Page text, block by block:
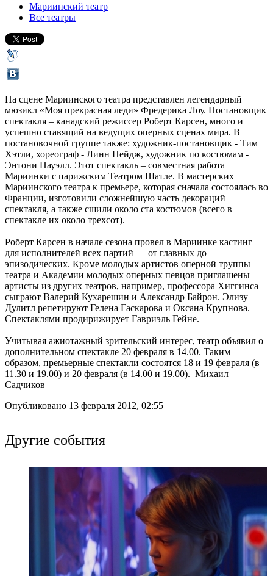
Мариинский театр
Все театры
На сцене Мариинского театра представлен легендарный
мюзикл «Моя прекрасная леди» Фредерика Лоу. Постановщик
спектакля – канадский режиссер Роберт Карсен, много и
успешно ставящий на ведущих оперных сценах мира. В
постановочной группе также: художник-постановщик - Тим
Хэтли, хореограф - Линн Пейдж, художник по костюмам -
Энтони Пауэлл. Этот спектакль – совместная работа
Мариинки с парижским Театром Шатле. В мастерских
Мариинского театра к премьере, которая сначала состоялась во
Франции, изготовили сложнейшую часть декораций
спектакля, а также сшили около ста костюмов (всего в
спектакле их около трехсот).
Роберт Карсен в начале сезона провел в Мариинке кастинг
для исполнителей всех партий — от главных до
эпизодических. Кроме молодых артистов оперной труппы
театра и Академии молодых оперных певцов приглашены
артисты из других театров, например, профессора Хиггинса
сыграют Валерий Кухарешин и Александр Байрон. Элизу
Дулитл репетируют Гелена Гаскарова и Оксана Крупнова.
Спектаклями продирижирует Гавриэль Гейне.
Учитывая ажиотажный зрительский интерес, театр объявил о
дополнительном спектакле 20 февраля в 14.00. Таким
образом, премьерные спектакли состоятся 18 и 19 февраля (в
11.30 и 19.00) и 20 февраля (в 14.00 и 19.00). Михаил
Садчиков
Опубликовано 13 февраля 2012, 02:55
Другие события